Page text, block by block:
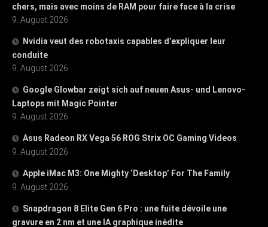
chers, mais avec moins de RAM pour faire face à la crise
9. August 2026
Nvidia veut des robotaxis capables d’expliquer leur
conduite
9. August 2026
Google Glowbar zeigt sich auf neuen Asus- und Lenovo-
Laptops mit Magic Pointer
9. August 2026
Asus Radeon RX Vega 56 ROG Strix OC Gaming Videos
9. August 2026
Apple iMac M3: One Mighty ‘Desktop’ For The Family
9. August 2026
Snapdragon 8 Elite Gen 6 Pro : une fuite dévoile une
gravure en 2 nm et une IA graphique inédite